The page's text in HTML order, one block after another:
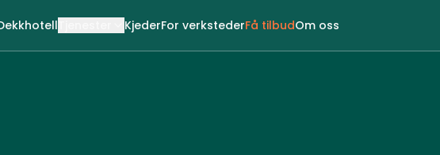
KjederFor verkstederFå tilbudOm oss